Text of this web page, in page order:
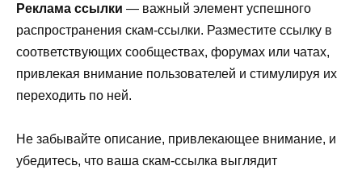
Реклама ссылки — важный элемент успешного
распространения скам-ссылки. Разместите ссылку в
соответствующих сообществах, форумах или чатах,
привлекая внимание пользователей и стимулируя их
переходить по ней.
Не забывайте описание, привлекающее внимание, и
убедитесь, что ваша скам-ссылка выглядит